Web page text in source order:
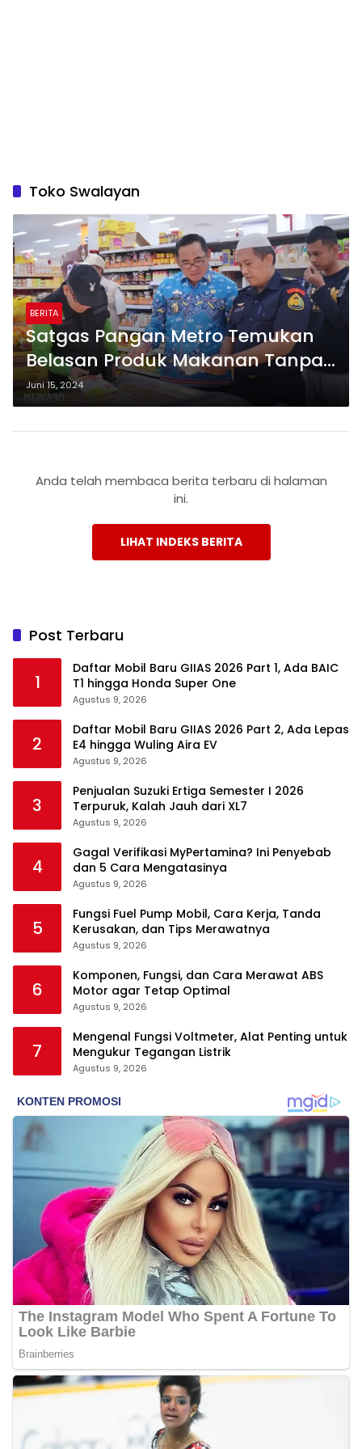
Toko Swalayan
BERITA
Satgas Pangan Metro Temukan
Belasan Produk Makanan Tanpa
Sertifikat Halal saat Sidak Jelang
Iduladha di Retail Swalayan
Juni 15, 2024
Anda telah membaca berita terbaru di halaman
ini.
LIHAT INDEKS BERITA
Post Terbaru
1
Daftar Mobil Baru GIIAS 2026 Part 1, Ada BAIC
T1 hingga Honda Super One
Agustus 9, 2026
2
Daftar Mobil Baru GIIAS 2026 Part 2, Ada Lepas
E4 hingga Wuling Aira EV
Agustus 9, 2026
3
Penjualan Suzuki Ertiga Semester I 2026
Terpuruk, Kalah Jauh dari XL7
Agustus 9, 2026
4
Gagal Verifikasi MyPertamina? Ini Penyebab
dan 5 Cara Mengatasinya
Agustus 9, 2026
5
Fungsi Fuel Pump Mobil, Cara Kerja, Tanda
Kerusakan, dan Tips Merawatnya
Agustus 9, 2026
6
Komponen, Fungsi, dan Cara Merawat ABS
Motor agar Tetap Optimal
Agustus 9, 2026
7
Mengenal Fungsi Voltmeter, Alat Penting untuk
Mengukur Tegangan Listrik
Agustus 9, 2026